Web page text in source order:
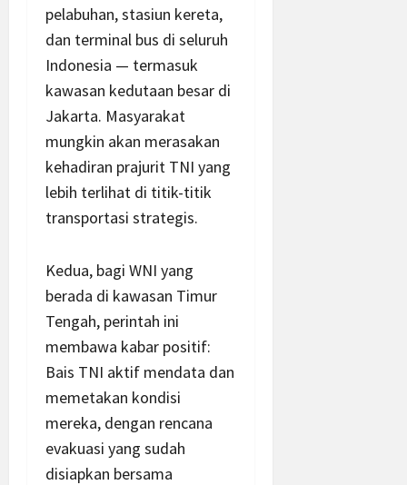
pelabuhan, stasiun kereta,
dan terminal bus di seluruh
Indonesia — termasuk
kawasan kedutaan besar di
Jakarta. Masyarakat
mungkin akan merasakan
kehadiran prajurit TNI yang
lebih terlihat di titik-titik
transportasi strategis.
Kedua, bagi WNI yang
berada di kawasan Timur
Tengah, perintah ini
membawa kabar positif:
Bais TNI aktif mendata dan
memetakan kondisi
mereka, dengan rencana
evakuasi yang sudah
disiapkan bersama